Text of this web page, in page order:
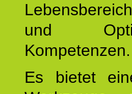
und
Kompetenzen.
Es bietet